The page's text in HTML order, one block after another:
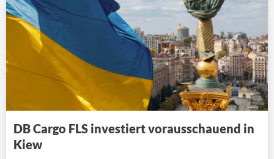
DB Cargo FLS investiert vorausschauend in
Kiew